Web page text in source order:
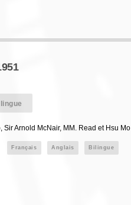
Arnold McNair, MM. Read et Hsu Mo
Français Anglais Bilingue